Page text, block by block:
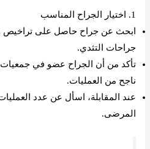
1. اختيار الجراح المناسب
ابحث عن جراح حاصل على تراخيص
جراحات التثدي.
تأكد من أن الجراح عضو في
ناجح من العمليات.
عند المقابلة، اسأل عن عدد
المرضى.